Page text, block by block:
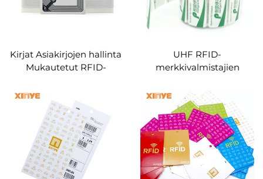
Kirjat Asiakirjojen hallinta
Mukautetut RFID-
UHF RFID-
merkkivalmistajien
parkkijärjestelmä 100*50
UCODE8 RFID 860-
960MHz antenni
tuulilasin tarra